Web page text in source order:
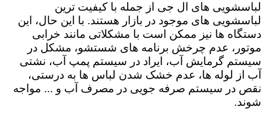
لباسشویی های ال جی از جمله با کیفیت ترین
لباسشویی های موجود در بازار هستند. با این حال، این
دستگاه ها نیز ممکن است با مشکلاتی مانند خرابی
موتور، عدم چرخش برنامه های شستشو، مشکل در
سیستم گرمایش آب، ایراد در سیستم پمپ آب، نشتی
آب از لوله ها، عدم خشک شدن لباس ها به درستی،
نقص در سیستم صرفه جویی در مصرف آب و ... مواجه
شوند.